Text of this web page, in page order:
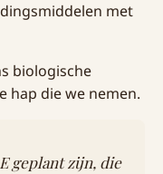
met
biologische
hap die we nemen.
geplant zijn, die